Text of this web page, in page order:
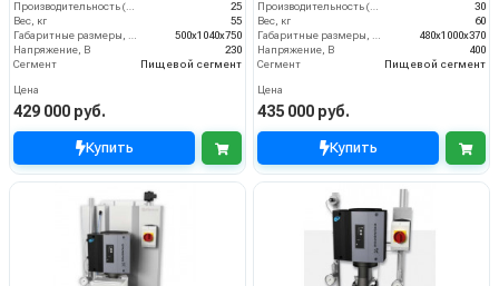
Производительность (л/мин)
25
Вес, кг
55
Габаритные размеры, мм
500x1040x750
Напряжение, В
230
Сегмент
Пищевой сегмент
Цена
429 000 руб.
Купить
Производительность (л/мин)
30
Вес, кг
60
Габаритные размеры, мм
480x1000x370
Напряжение, В
400
Сегмент
Пищевой сегмент
Цена
435 000 руб.
Купить